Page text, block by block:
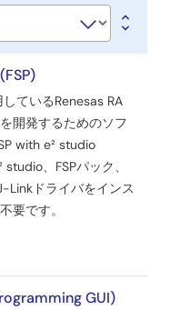
ているRenesas RA
開発するためのソフ
with e² studio
、FSPパック、
Linkドライバをインス
要です。
GUI)